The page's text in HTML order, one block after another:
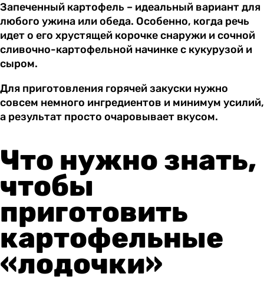
Запеченный картофель – идеальный вариант для
любого ужина или обеда. Особенно, когда речь
идет о его хрустящей корочке снаружи и сочной
сливочно-картофельной начинке с кукурузой и
сыром.
Для приготовления горячей закуски нужно
совсем немного ингредиентов и минимум усилий,
а результат просто очаровывает вкусом.
Что нужно знать,
чтобы
приготовить
картофельные
«лодочки»